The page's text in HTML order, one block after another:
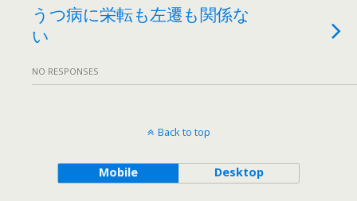
うつ病に栄転も左遷も関係な
い
NO RESPONSES
Back to top
Mobile Desktop